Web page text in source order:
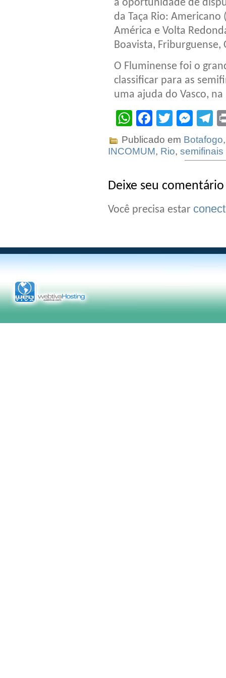
a oportunidade de
da Taça Rio:
América e Volta
Boavista, Friburguense,
O Fluminense foi o
classificar para as
uma ajuda do Vasco,
WhatsApp
Facebook
Twitter
Publicado em Botafogo
INCOMUM, Rio, semifinais
Deixe seu comentário
Você precisa estar